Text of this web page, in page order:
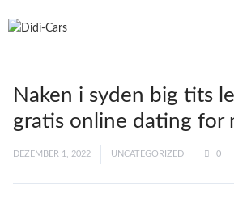
Naken i syden big tits
gratis online dating for
DEZEMBER 1, 2022 UNCATEGORIZED 0